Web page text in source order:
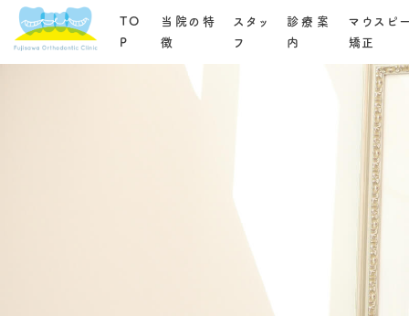
TO
P
当院の特
徴
スタッ
フ
診療案
内
マウスピ
矯正